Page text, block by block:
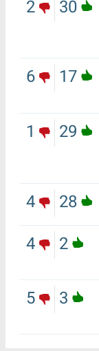
30
2
17
6
29
1
28
4
2
4
3
5